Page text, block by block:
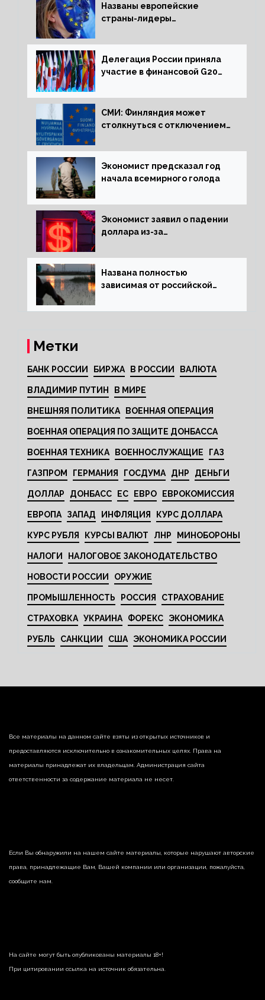
Названы европейские
страны-лидеры
активов
Делегация России приняла
участие в финансовой G20
СМИ: Финляндия может
столкнуться с отключением
Экономист предсказал год
начала всемирного голода
Экономист заявил о падении
доллара из-за
Названа полностью
зависимая от российской
Метки
БАНК РОССИИ БИРЖА В РОССИИ ВАЛЮТА
ВЛАДИМИР ПУТИН В МИРЕ
ВНЕШНЯЯ ПОЛИТИКА ВОЕННАЯ ОПЕРАЦИЯ
ВОЕННАЯ ОПЕРАЦИЯ ПО ЗАЩИТЕ ДОНБАССА
ВОЕННАЯ ТЕХНИКА ВОЕННОСЛУЖАЩИЕ ГАЗ
ГАЗПРОМ ГЕРМАНИЯ ГОСДУМА ДНР ДЕНЬГИ
ДОЛЛАР ДОНБАСС ЕС ЕВРО ЕВРОКОМИССИЯ
ЕВРОПА ЗАПАД ИНФЛЯЦИЯ КУРС ДОЛЛАРА
КУРС РУБЛЯ КУРСЫ ВАЛЮТ ЛНР МИНОБОРОНЫ
НАЛОГИ НАЛОГОВОЕ ЗАКОНОДАТЕЛЬСТВО
НОВОСТИ РОССИИ ОРУЖИЕ
ПРОМЫШЛЕННОСТЬ РОССИЯ СТРАХОВАНИЕ
СТРАХОВКА УКРАИНА ФОРЕКС ЭКОНОМИКА
РУБЛЬ САНКЦИИ США ЭКОНОМИКА РОССИИ
Все материалы на данном сайте взяты из открытых источников и
предоставляются исключительно в ознакомительных целях. Права на
материалы принадлежат их владельцам. Администрация сайта
ответственности за содержание материала не несет.
Если Вы обнаружили на нашем сайте материалы, которые нарушают авторские
права, принадлежащие Вам, Вашей компании или организации, пожалуйста,
сообщите нам.
На сайте могут быть опубликованы материалы 18+!
При цитировании ссылка на источник обязательна.